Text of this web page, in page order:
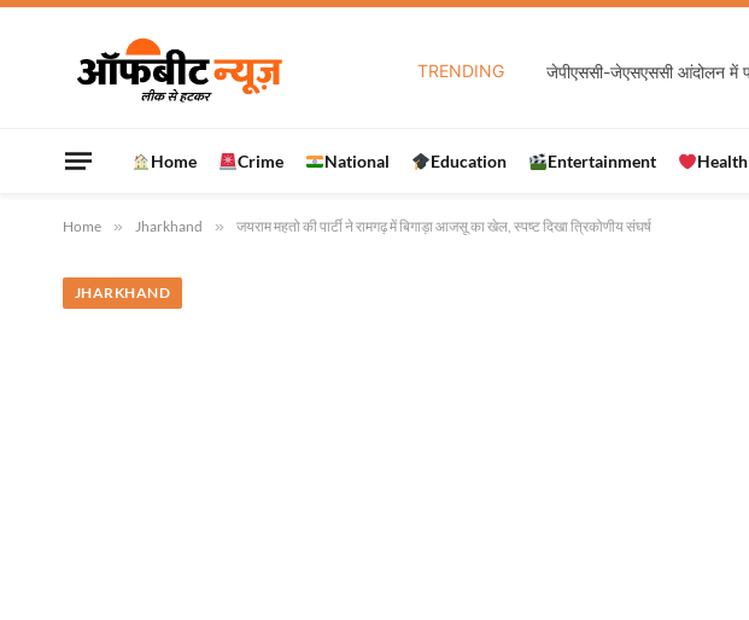
TRENDING
Home Crime National Education Entertainment Health
Home » Jharkhand » जयराम महतो की पार्टी ने रामगढ़ में बिगाड़ा आजसू का खेल, स्पष्ट दिखा त्रिकोणीय संघर्ष
JHARKHAND